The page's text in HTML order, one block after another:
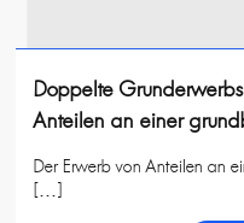
Doppelte
Anteilen an einer
Der Erwerb von Anteilen an
[…]